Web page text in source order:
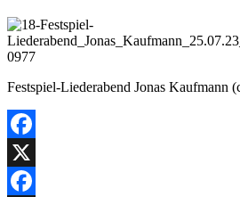
Festspiel-Liederabend Jonas Kaufmann
Facebook
X